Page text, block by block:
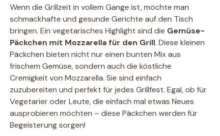
Wenn die Grillzeit in vollem Gange ist, möchte man
schmackhafte und gesunde Gerichte auf den Tisch
bringen. Ein vegetarisches Highlight sind die Gemüse-
Päckchen mit Mozzarella für den Grill. Diese kleinen
Päckchen bieten nicht nur einen bunten Mix aus
frischem Gemüse, sondern auch die köstliche
Cremigkeit von Mozzarella. Sie sind einfach
zuzubereiten und perfekt für jedes Grillfest. Egal, ob für
Vegetarier oder Leute, die einfach mal etwas Neues
ausprobieren möchten – diese Päckchen werden für
Begeisterung sorgen!